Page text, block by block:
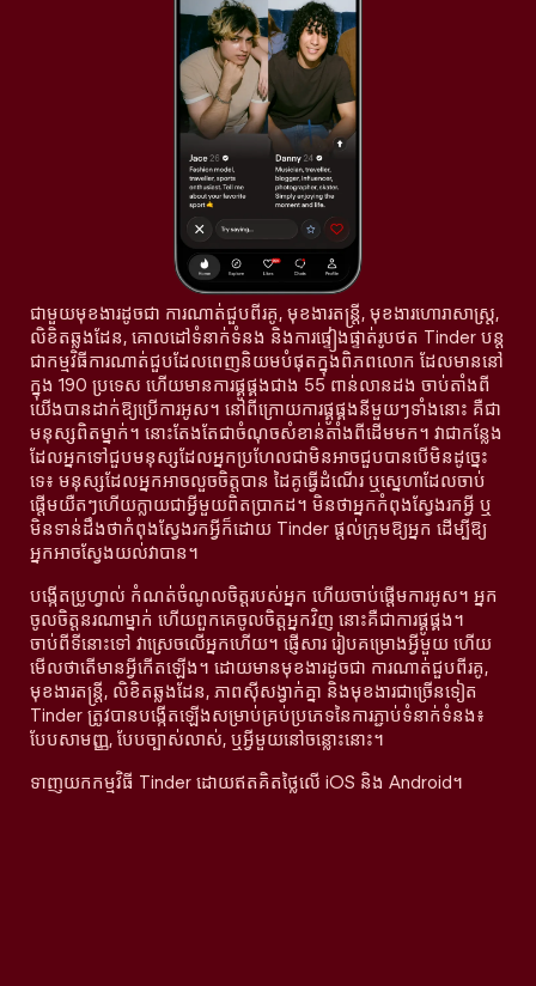
ជាមួយមុខងារដូចជា ការណាត់ជួបពីរគូ, មុខងារតន្រ្តី, មុខងារហោរាសាស្ត្រ,
លិខិតឆ្លងដែន, គោលដៅទំនាក់ទំនង និងការផ្ទៀងផ្ទាត់រូបថត Tinder បន្ត
ជាកម្មវិធីការណាត់ជួបដែលពេញនិយមបំផុតក្នុងពិភពលោក ដែលមាននៅ
ក្នុង 190 ប្រទេស ហើយមានការផ្គូផ្គងជាង 55 ពាន់លានដង ចាប់តាំងពី
យើងបានដាក់ឱ្យប្រើការអូស។ នៅពីក្រោយការផ្គូផ្គងនីមួយៗទាំងនោះ គឺជា
មនុស្សពិតម្នាក់។ នោះតែងតែជាចំណុចសំខាន់តាំងពីដើមមក។ វាជាកន្លែង
ដែលអ្នកទៅជួបមនុស្សដែលអ្នកប្រហែលជាមិនអាចជួបបានបើមិនដូច្នេះ
ទេ៖ មនុស្សដែលអ្នកអាចលួចចិត្តបាន ដៃគូធ្វើដំណើរ ឬស្នេហាដែលចាប់
ផ្តើមយឺតៗហើយក្លាយជាអ្វីមួយពិតប្រាកដ។ មិនថាអ្នកកំពុងស្វែងរកអ្វី ឬ
មិនទាន់ដឹងថាកំពុងស្វែងរកអ្វីក៏ដោយ Tinder ផ្តល់ក្រុមឱ្យអ្នក ដើម្បីឱ្យ
អ្នកអាចស្វែងយល់វាបាន។
បង្កើតប្រូហ្វាល់ កំណត់ចំណូលចិត្តរបស់អ្នក ហើយចាប់ផ្តើមការអូស។ អ្នក
ចូលចិត្តនរណាម្នាក់ ហើយពួកគេចូលចិត្តអ្នកវិញ នោះគឺជាការផ្គូផ្គង។
ចាប់ពីទីនោះទៅ វាស្រេចលើអ្នកហើយ។ ផ្ញើសារ រៀបគម្រោងអ្វីមួយ ហើយ
មើលថាតើមានអ្វីកើតឡើង។ ដោយមានមុខងារដូចជា ការណាត់ជួបពីរគូ,
មុខងារតន្រ្តី, លិខិតឆ្លងដែន, ភាពស៊ីសង្វាក់គ្នា និងមុខងារជាច្រើនទៀត
Tinder ត្រូវបានបង្កើតឡើងសម្រាប់គ្រប់ប្រភេទនៃការភ្ជាប់ទំនាក់ទំនង៖
បែបសាមញ្ញ, បែបច្បាស់លាស់, ឬអ្វីមួយនៅចន្លោះនោះ។
ទាញយកកម្មវិធី Tinder ដោយឥតគិតថ្លៃលើ iOS និង Android។